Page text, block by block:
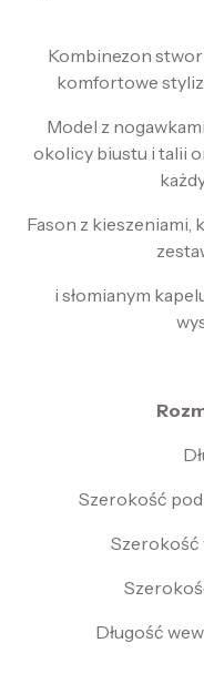
Kombinezon
komfortowe
Model z
okolicy biustu i talii
Fason z kieszeniami,
i słomianym
Szerokość pod
Szerokość
Długość